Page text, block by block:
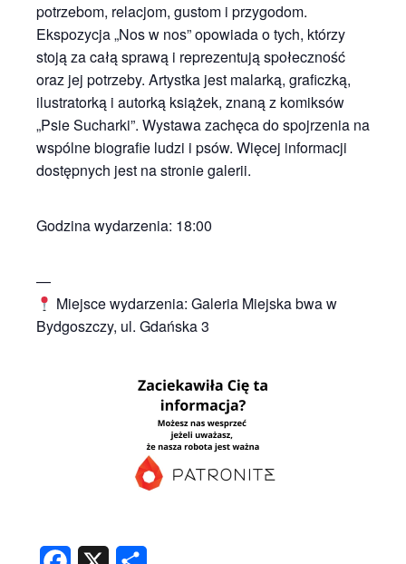
potrzebom, relacjom, gustom i przygodom.
Ekspozycja „Nos w nos” opowiada o tych, którzy
stoją za całą sprawą i reprezentują społeczność
oraz jej potrzeby. Artystka jest malarką, graficzką,
ilustratorką i autorką książek, znaną z komiksów
„Psie Sucharki”. Wystawa zachęca do spojrzenia na
wspólne biografie ludzi i psów. Więcej informacji
dostępnych jest na stronie galerii.
Godzina wydarzenia: 18:00
—
Miejsce wydarzenia: Galeria Miejska bwa w
Bydgoszczy, ul. Gdańska 3
Facebook